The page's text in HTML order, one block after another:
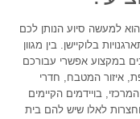
הוא למעשה סיוע הנותן לכם
בלוקיישן. בין מגוון
במקצוע אפשרי עבורכם
איזור המטבח, חדרי
בויידמים הקיימים
וחצרות לאלו שיש להם בית